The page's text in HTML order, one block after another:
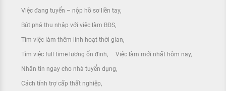
Việc đang tuyển – nộp hồ sơ liền tay
Bứt phá thu nhập với việc làm BĐS
Tìm việc làm thêm linh hoạt thời gian
Tìm việc full time lương ổn định Việc làm mới nhất hôm nay
Nhắn tin ngay cho nhà tuyển dụng
Cách tính trợ cấp thất nghiệp